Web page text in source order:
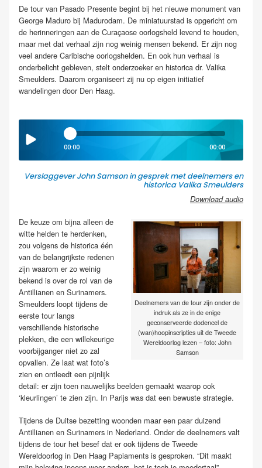
De tour van Pasado Presente begint bij het nieuwe monument van
George Maduro bij Madurodam. De miniatuurstad is opgericht om
de herinneringen aan de Curaçaose oorlogsheld levend te houden,
maar met dat verhaal zijn nog weinig mensen bekend. Er zijn nog
veel andere Caribische oorlogshelden. En ook hun verhaal is
onderbelicht gebleven, stelt onderzoeker en historica dr. Valika
Smeulders. Daarom organiseert zij nu op eigen initiatief
wandelingen door Den Haag.
00:00 00:00
Verslaggever John Samson in gesprek met deelnemers en
historica Valika Smeulders
Download audio
Deelnemers van de tour zijn onder de
indruk als ze in de enige
geconserveerde dodencel de
(wan)hoopinscripties uit de Tweede
Wereldoorlog lezen – foto: John
Samson
De keuze om bijna alleen de
witte helden te herdenken,
zou volgens de historica één
van de belangrijkste redenen
zijn waarom er zo weinig
bekend is over de rol van de
Antillianen en Surinamers.
Smeulders loopt tijdens de
eerste tour langs
verschillende historische
plekken, die een willekeurige
voorbijganger niet zo zal
opvallen. Ze laat wat foto’s
zien en ontleedt een pijnlijk
detail: er zijn toen nauwelijks beelden gemaakt waarop ook
‘kleurlingen’ te zien zijn. In Parijs was dat een bewuste strategie.
Tijdens de Duitse bezetting woonden maar een paar duizend
Antillianen en Surinamers in Nederland. Onder de deelnemers valt
tijdens de tour het besef dat er ook tijdens de Tweede
Wereldoorlog in Den Haag Papiaments is gesproken. “Dit maakt